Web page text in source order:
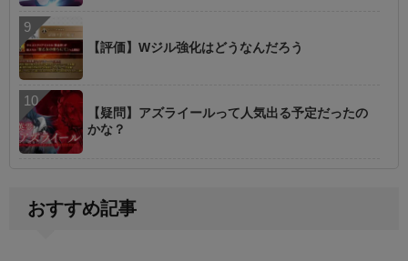
【評価】Wジル強化はどうなんだろう
【疑問】アズライールって人気出る予定だったの
かな？
おすすめ記事